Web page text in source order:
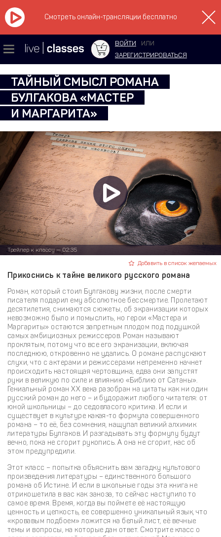
Смотреть онлайн-трансляции бесплатно
ВОЙТИ
ИЛИ
ЗАРЕГИСТРИРОВАТЬСЯ
ТАЙНЫЙ СМЫСЛ РОМАНА
БУЛГАКОВА «МАСТЕР
И МАРГАРИТА»
Трейлер к классу — 02:35
Добавить в список желаемых
Прикоснись к тайне великого русского романа
Роман, который стоил Булгакову жизни, после смерти
писателя подарил ему абсолютное бессмертие. Пролетают
десятилетия, снимаются сюжеты, об экранизации которых
невозможно было и помыслить, но герои «Мастера и
Маргариты» остаются запретным плодом под подушкой
самых амбициозных режиссеров. Роман называют
проклятым, потому что все его экранизации, включая
последнюю, откровенно не удались. О романе распускают
слухи, что с актерами и режиссерами непременно начнет
происходить настоящая чертовщина, едва они запустят
руки в великую по силе и влиянию «Библию от Сатаны».
Гениальный роман XX века разобран на цитаты как ни один
русский роман до него – и будоражит любого читателя: от
юной школьницы – до седовласого критика. И если и
существует в культуре какая-то формула совершенного
романа – то её, без сомнения, нащупал великий алхимик
литературы Булгаков. И разгадывать эту формулу будут
вечно, пока не сгорит рукопись. А она не сгорит, нас об
этом предупредили.
Этот класс – попытка объяснить вам загадку культового
произведения литературы – единственного большого
романа об Истине. И если в школьные годы эта книга не
отрикошетила в вас как заноза, то сейчас наступило то
самое время. Время, когда вы поймете её настоящую
ценность и цепкость, ее совершенно уникальный язык, что
«кровавым подбоем» ложится на белый лист, её вечные
темы и вопросы, на которые дан ответ. Смотрите класс о